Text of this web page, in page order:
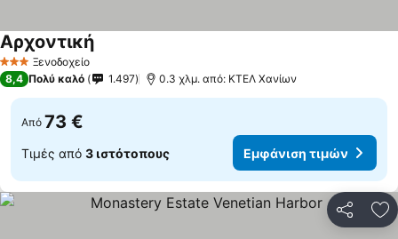
3 ΑστέριαΞενοδοχείο
ΑρχοντικήΕμφάνιση τιμών
8,4 Πολύ καλό 1.497 0.3 χλμ. από: ΚΤΕΛ Χανίων
Από 73 €
Τιμές από 3 ιστότοπους Εμφάνιση τιμών